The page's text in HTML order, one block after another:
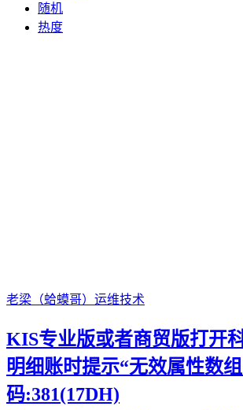
随机
热度
老梁（蛤蟆哥） 运维技术
KIS专业版或者商贸版打开
明细账时提示“无效属性数
码:381(17DH)